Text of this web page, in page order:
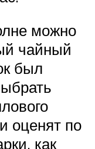
можно
чайный
был
оценят по
как